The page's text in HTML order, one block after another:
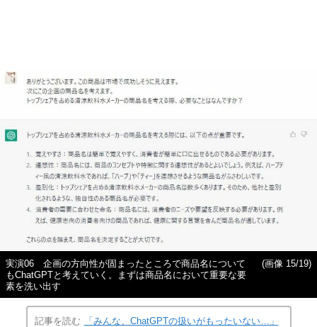
実演06 企画の方向性が固まったところで商品名について
もChatGPTと考えていく。まずは商品名において重要な要
素を洗い出す
(画像 15/19)
記事を読む
「みんな、ChatGPTの扱いがもったいない…」